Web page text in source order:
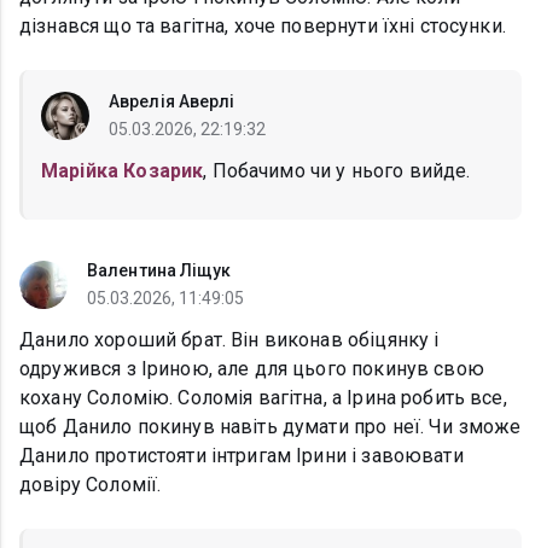
дізнався що та вагітна, хоче повернути їхні стосунки.
Аврелія Аверлі
05.03.2026, 22:19:32
Марійка Козарик, Побачимо чи у нього вийде.
Валентина Ліщук
05.03.2026, 11:49:05
Данило хороший брат. Він виконав обіцянку і
одружився з Іриною, але для цього покинув свою
кохану Соломію. Соломія вагітна, а Ірина робить все,
щоб Данило покинув навіть думати про неї. Чи зможе
Данило протистояти інтригам Ірини і завоювати
довіру Соломії.